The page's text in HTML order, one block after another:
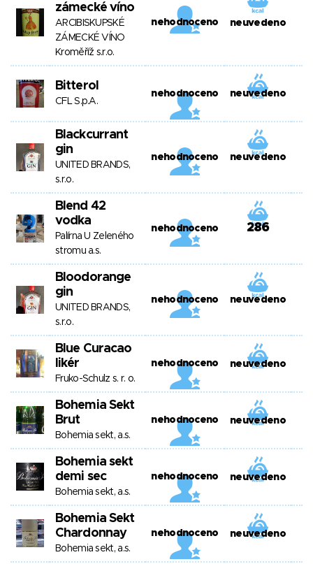
zámecké víno
ARCIBISKUPSKÉ
ZÁMECKÉ VÍNO
Kroměříž s.r.o.
nehodnoceno neuvedeno
Bitterol
CFL S.p.A.
nehodnoceno neuvedeno
Blackcurrant
gin
UNITED BRANDS,
s.r.o.
nehodnoceno neuvedeno
Blend 42
vodka
Palírna U Zeleného
stromu a.s.
nehodnoceno 286
Bloodorange
gin
UNITED BRANDS,
s.r.o.
nehodnoceno neuvedeno
Blue Curacao
likér
Fruko-Schulz s. r. o.
nehodnoceno neuvedeno
Bohemia Sekt
Brut
Bohemia sekt, a.s.
nehodnoceno neuvedeno
Bohemia sekt
demi sec
Bohemia sekt, a.s.
nehodnoceno neuvedeno
Bohemia Sekt
Chardonnay
Bohemia sekt, a.s.
nehodnoceno neuvedeno